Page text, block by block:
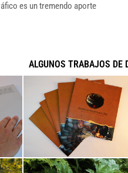
es un tremendo aporte
ALGUNOS TRABAJOS DE